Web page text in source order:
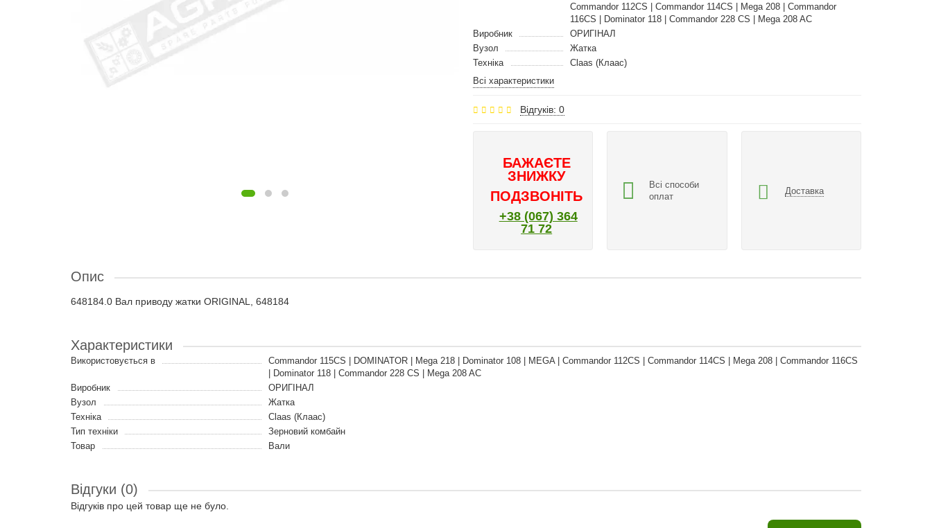
Commandor 112CS | Commandor 114CS | Mega 208 | Commandor
116CS | Dominator 118 | Commandor 228 CS | Mega 208 AC
Виробник
ОРИГІНАЛ
Вузол
Жатка
Техніка
Claas (Клаас)
Всі характеристики
Відгуків: 0
БАЖАЄТЕ
ЗНИЖКУ
ПОДЗВОНІТЬ
+38 (067) 364
71 72
Всі способи
оплат
Доставка
Опис
648184.0 Вал приводу жатки ORIGINAL, 648184
Характеристики
Використовується в
Commandor 115CS | DOMINATOR | Mega 218 | Dominator 108 | MEGA | Commandor 112CS | Commandor 114CS | Mega 208 | Commandor 116CS
| Dominator 118 | Commandor 228 CS | Mega 208 AC
Виробник
ОРИГІНАЛ
Вузол
Жатка
Техніка
Claas (Клаас)
Тип техніки
Зерновий комбайн
Товар
Вали
Відгуки (0)
Відгуків про цей товар ще не було.